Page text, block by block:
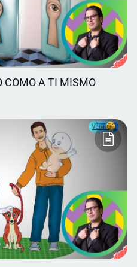
COMO A TI MISMO